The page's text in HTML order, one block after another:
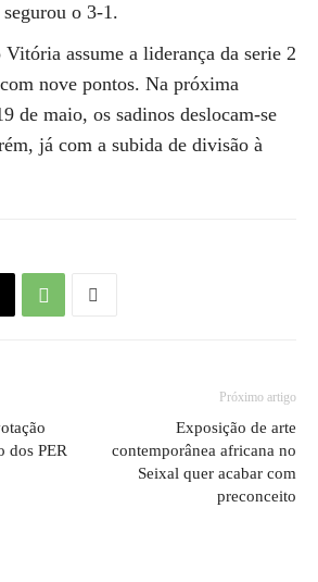
o 3-1.
assume a liderança da serie 2
nove pontos. Na próxima
de maio, os sadinos deslocam-se
já com a subida de divisão à
dos PER
Próximo artigo
Exposição de arte
contemporânea africana no
Seixal quer acabar com
preconceito